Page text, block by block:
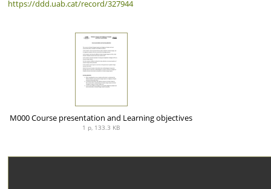
https://ddd.uab.cat/record/327944
M000 Course presentation and Learning objectives
1 p, 133.3 KB